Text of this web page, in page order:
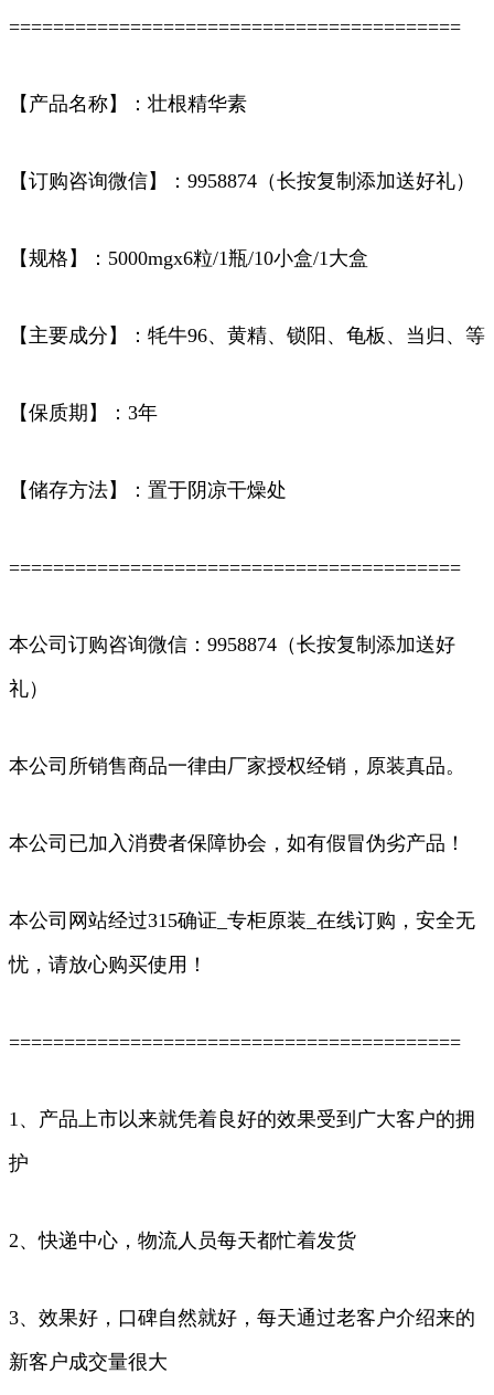
=========================================
【产品名称】：壮根精华素
【订购咨询微信】： 9958874 （长按复制添加送好礼）
【规格】：5000mgx6粒/1瓶/10小盒/1大盒
【主要成分】：牦牛96、黄精、锁阳、龟板、当归、等
【保质期】：3年
【储存方法】：置于阴凉干燥处
=========================================
本公司订购咨询微信： 9958874 （长按复制添加送好
礼）
本公司所销售商品一律由厂家授权经销，原装真品。
本公司已加入消费者保障协会，如有假冒伪劣产品！
本公司网站经过315确证_专柜原装_在线订购，安全无
忧，请放心购买使用！
=========================================
1、产品上市以来就凭着良好的效果受到广大客户的拥
护
2、快递中心，物流人员每天都忙着发货
3、效果好，口碑自然就好，每天通过老客户介绍来的
新客户成交量很大